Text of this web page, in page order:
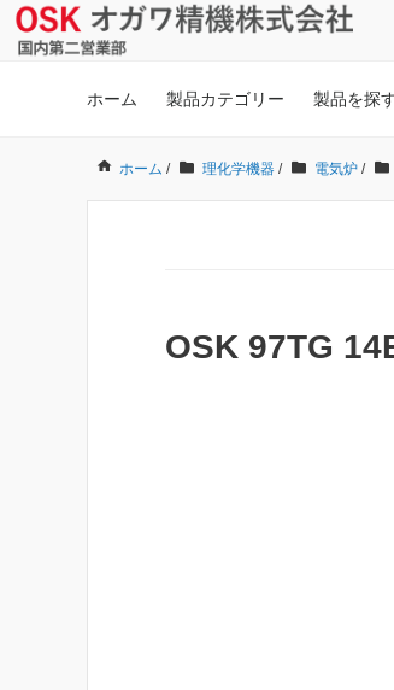
ホーム 製品カテゴリー 製品を探
ホーム / 理化学機器 / 電気炉 /
OSK 97TG